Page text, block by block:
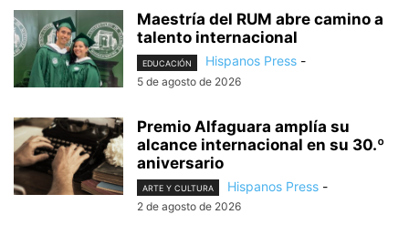
Maestría del RUM abre camino a
talento internacional
EDUCACIÓN Hispanos Press -
5 de agosto de 2026
Premio Alfaguara amplía su
alcance internacional en su 30.º
aniversario
ARTE Y CULTURA Hispanos Press -
2 de agosto de 2026